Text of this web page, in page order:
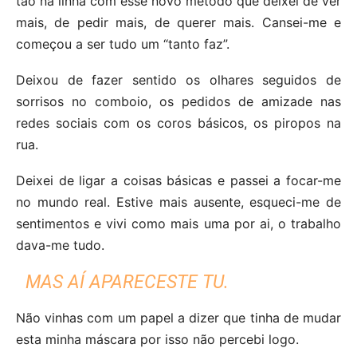
mais, de pedir mais, de querer mais. Cansei-me e
começou a ser tudo um “tanto faz”.
Deixou de fazer sentido os olhares seguidos de
sorrisos no comboio, os pedidos de amizade nas
redes sociais com os coros básicos, os piropos na
rua.
Deixei de ligar a coisas básicas e passei a focar-me
no mundo real. Estive mais ausente, esqueci-me de
sentimentos e vivi como mais uma por ai, o trabalho
dava-me tudo.
MAS AÍ APARECESTE TU.
Não vinhas com um papel a dizer que tinha de mudar
esta minha máscara por isso não percebi logo.